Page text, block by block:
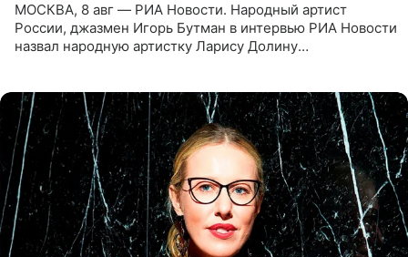
МОСКВА, 8 авг — РИА Новости. Народный артист
России, джазмен Игорь Бутман в интервью РИА Новости
назвал народную артистку Ларису Долину